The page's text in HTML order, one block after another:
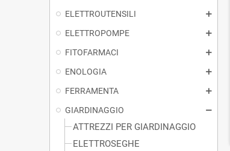
ELETTROUTENSILI
ELETTROPOMPE
FITOFARMACI
ENOLOGIA
FERRAMENTA
GIARDINAGGIO
ATTREZZI PER GIARDINAGGIO
ELETTROSEGHE